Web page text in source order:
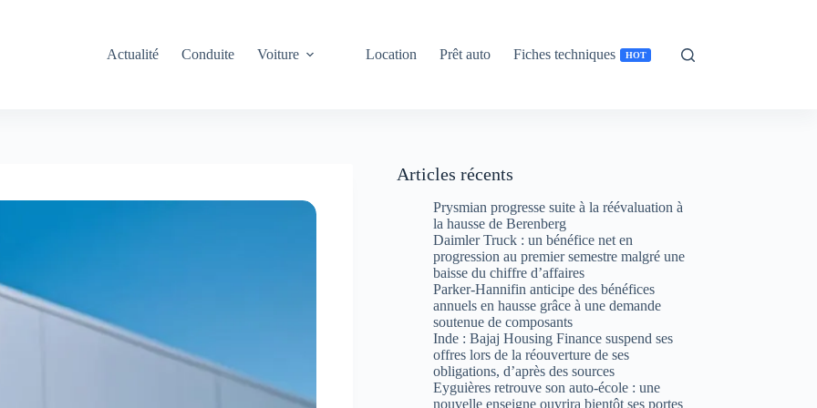
Actualité Conduite Voiture Location Prêt auto Fiches techniques HOT
Articles récents
Prysmian progresse suite à la réévaluation à
la hausse de Berenberg
Daimler Truck : un bénéfice net en
progression au premier semestre malgré une
baisse du chiffre d’affaires
Parker-Hannifin anticipe des bénéfices
annuels en hausse grâce à une demande
soutenue de composants
Inde : Bajaj Housing Finance suspend ses
offres lors de la réouverture de ses
obligations, d’après des sources
Eyguières retrouve son auto-école : une
nouvelle enseigne ouvrira bientôt ses portes